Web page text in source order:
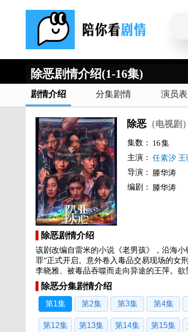
除恶剧情介绍(1-16集)
剧情介绍 分集剧情 演员表
除恶 （电视剧）
集数： 16集
主演： 任素汐 王
导演：
滕华涛
编剧：
滕华涛
除恶剧情介绍
该剧改编自雷米的小说《老男孩》，沿海
罪”正式开启。意外卷入毒品交易现场的女
李晓雅、被毒品吞噬而走向异途的王萍。
除恶分集剧情介绍
第1集 第2集 第3集 第4集
第12集 第13集 第14集 第15集